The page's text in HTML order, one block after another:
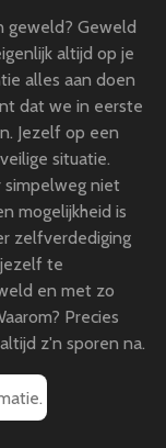
geweld? Geweld
altijd op je
alles aan doen
dat we in eerste
Jezelf op een
situatie.
simpelweg niet
mogelijkheid is
zelfverdediging
te
en met zo
Precies
z'n sporen na.